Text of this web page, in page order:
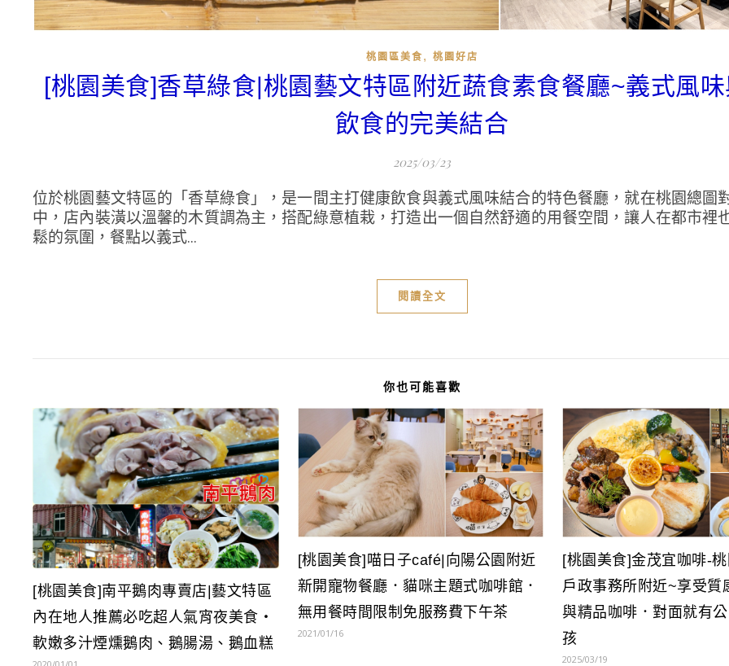
桃園區美食 , 桃園好店
[桃園美食]香草綠食|桃園藝文特區附近蔬食素食餐廳~義式風
飲食的完美結合
2025/03/23
位於桃園藝文特區的「香草綠食」，是一間主打健康飲食與義式風味結合的特色餐廳，就在桃園總圖
中，店內裝潢以溫馨的木質調為主，搭配綠意植栽，打造出一個自然舒適的用餐空間，讓人在都市裡
鬆的氛圍，餐點以義式...
閱讀全文
你也可能喜歡
[桃園美食]南平鵝肉專賣店|藝文特區
內在地人推薦必吃超人氣宵夜美食‧
軟嫩多汁煙燻鵝肉、鵝腸湯、鵝血糕
[桃園美食]喵日子café|向陽公園附近
新開寵物餐廳．貓咪主題式咖啡館．
無用餐時間限制免服務費下午茶
2021/01/16
[桃園美食]金茂宜咖啡-
戶政事務所附近~享受質
與精品咖啡．對面就有
孩
2025/03/19